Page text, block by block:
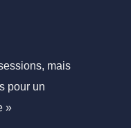
mais
pour un
»